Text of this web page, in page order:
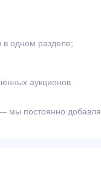
в одном разделе;
аукционов.
мы постоянно